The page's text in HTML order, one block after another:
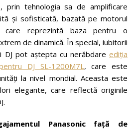
prin tehnologia sa de amplificare
și sofisticată, bazată pe motorul
care reprezintă baza pentru o
de dinamică. În special, iubitorii
DJ pot aștepta cu nerăbdare ediția
DJ SL-1200M7L, care este
la nivel mondial. Aceasta este
elegante, care reflectă originile
Panasonic față de